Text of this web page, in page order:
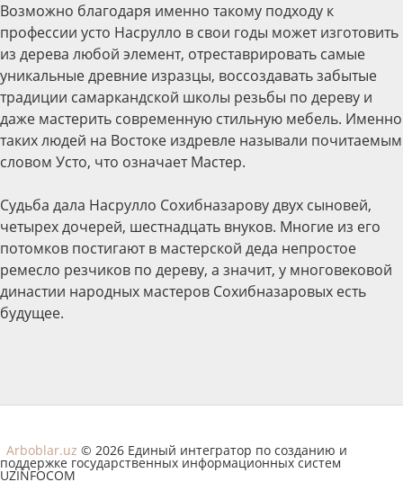
Возможно благодаря именно такому подходу к
профессии усто Насрулло в свои годы может изготовить
из дерева любой элемент, отреставрировать самые
уникальные древние изразцы, воссоздавать забытые
традиции самаркандской школы резьбы по дереву и
даже мастерить современную стильную мебель. Именно
таких людей на Востоке издревле называли почитаемым
словом Усто, что означает Мастер.
Судьба дала Насрулло Сохибназарову двух сыновей,
четырех дочерей, шестнадцать внуков. Многие из его
потомков постигают в мастерской деда непростое
ремесло резчиков по дереву, а значит, у многовековой
династии народных мастеров Сохибназаровых есть
будущее.
Arboblar.uz © 2026 Единый интегратор по созданию и
поддержке государственных информационных систем
UZINFOCOM